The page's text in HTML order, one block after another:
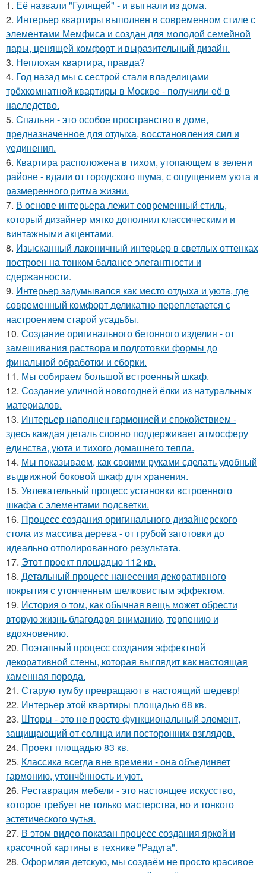
1. Её назвали "Гулящей" - и выгнали из дома.
2. Интерьер квартиры выполнен в современном стиле с
элементами Мемфиса и создан для молодой семейной
пары, ценящей комфорт и выразительный дизайн.
3. Неплохая квартира, правда?
4. Год назад мы с сестрой стали владелицами
трёхкомнатной квартиры в Москве - получили её в
наследство.
5. Спальня - это особое пространство в доме,
предназначенное для отдыха, восстановления сил и
уединения.
6. Квартира расположена в тихом, утопающем в зелени
районе - вдали от городского шума, с ощущением уюта и
размеренного ритма жизни.
7. В основе интерьера лежит современный стиль,
который дизайнер мягко дополнил классическими и
винтажными акцентами.
8. Изысканный лаконичный интерьер в светлых оттенках
построен на тонком балансе элегантности и
сдержанности.
9. Интерьер задумывался как место отдыха и уюта, где
современный комфорт деликатно переплетается с
настроением старой усадьбы.
10. Создание оригинального бетонного изделия - от
замешивания раствора и подготовки формы до
финальной обработки и сборки.
11. Мы собираем большой встроенный шкаф.
12. Создание уличной новогодней ёлки из натуральных
материалов.
13. Интерьер наполнен гармонией и спокойствием -
здесь каждая деталь словно поддерживает атмосферу
единства, уюта и тихого домашнего тепла.
14. Мы показываем, как своими руками сделать удобный
выдвижной боковой шкаф для хранения.
15. Увлекательный процесс установки встроенного
шкафа с элементами подсветки.
16. Процесс создания оригинального дизайнерского
стола из массива дерева - от грубой заготовки до
идеально отполированного результата.
17. Этот проект площадью 112 кв.
18. Детальный процесс нанесения декоративного
покрытия с утонченным шелковистым эффектом.
19. История о том, как обычная вещь может обрести
вторую жизнь благодаря вниманию, терпению и
вдохновению.
20. Поэтапный процесс создания эффектной
декоративной стены, которая выглядит как настоящая
каменная порода.
21. Старую тумбу превращают в настоящий шедевр!
22. Интерьер этой квартиры площадью 68 кв.
23. Шторы - это не просто функциональный элемент,
защищающий от солнца или посторонних взглядов.
24. Проект площадью 83 кв.
25. Классика всегда вне времени - она объединяет
гармонию, утончённость и уют.
26. Реставрация мебели - это настоящее искусство,
которое требует не только мастерства, но и тонкого
эстетического чутья.
27. В этом видео показан процесс создания яркой и
красочной картины в технике "Радуга".
28. Оформляя детскую, мы создаём не просто красивое